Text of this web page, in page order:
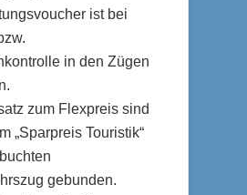
ist bei
in den Zügen
zum Flexpreis sind
„Sparpreis Touristik“
gebunden.